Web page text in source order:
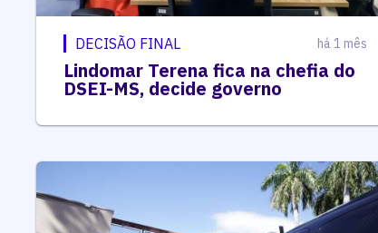
DECISÃO FINAL há 1 mês
Lindomar Terena fica na chefia do
DSEI-MS, decide governo